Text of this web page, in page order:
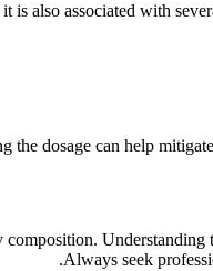
also associated with
the dosage can help
Always seek